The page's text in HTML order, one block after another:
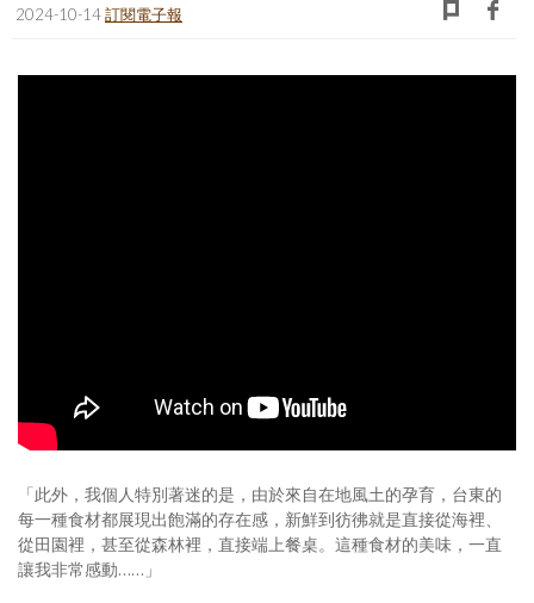
歷史區
關於Yilan
個人著作
活動實況記錄
2024-10-14訂閱電子報
「此外，我個人特別著迷的是，由於來自在地風土的孕育，台東的
每一種食材都展現出飽滿的存在感，新鮮到彷彿就是直接從海裡、
從田園裡，甚至從森林裡，直接端上餐桌。這種食材的美味，一直
讓我非常感動……」